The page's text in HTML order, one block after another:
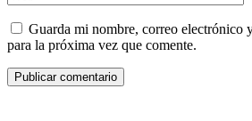
Guarda mi nombre, correo electrónico
para la próxima vez que comente.